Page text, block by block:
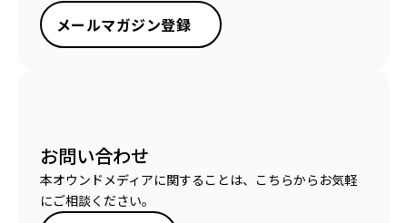
メールマガジン登録
お問い合わせ
本オウンドメディアに関することは、こちらからお気軽
にご相談ください。